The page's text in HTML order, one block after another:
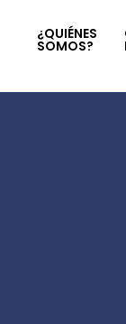
¿QUIÉNES
SOMOS?